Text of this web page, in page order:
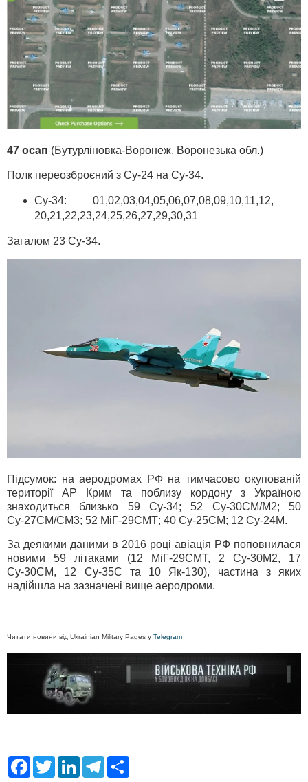
47 осап (Бутурліновка-Воронеж, Воронезька обл.)
Полк переозброєний з Су-24 на Су-34.
Су-34: 01,02,03,04,05,06,07,08,09,10,11,12,
20,21,22,23,24,25,26,27,29,30,31
Загалом 23 Су-34.
Підсумок: на аеродромах РФ на тимчасово окупованій
території АР Крим та поблизу кордону з Україною
знаходиться близько 59 Су-34; 52 Су-30СМ/М2; 50
Су-27СМ/СМ3; 52 МіГ-29СМТ; 40 Су-25СМ; 12 Су-24М.
За деякими даними в 2016 році авіація РФ поповнилася
новими 59 літаками (12 МіГ-29СМТ, 2 Су-30М2, 17
Су-30СМ, 12 Су-35С та 10 Як-130), частина з яких
надійшла на зазначені вище аеродроми.
Читати новини від Ukrainian Military Pages у Telegram
F
T
L
T